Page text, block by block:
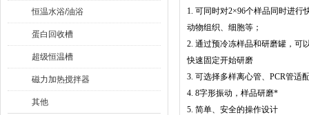
恒温水浴/油浴
蛋白回收槽
超级恒温槽
磁力加热搅拌器
其他
1. 可同时对2×96个样品同时进行
动物组织、细胞等 ；
2. 通过预冷冻样品和研磨罐，可
快速固定开始研磨
3. 可选择多样离心管、PCR管适
4. 8字形振动，样品研磨*
5. 简单、安全的操作设计